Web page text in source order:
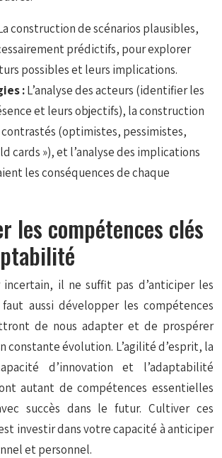
construction de scénarios plausibles,
prédictifs, pour explorer
possibles et leurs implications.
:L’analyse des acteurs (identifier les
et leurs objectifs), la construction
contrastés (optimistes, pessimistes,
cards »), et l’analyse des implications
les conséquences de chaque
les compétences clés
incertain, il ne suffit pas d’anticiper les
aussi développer les compétences
de nous adapter et de prospérer
constante évolution. L’agilité d’esprit, la
d’innovation et l’adaptabilité
autant de compétences essentielles
succès dans le futur. Cultiver ces
investir dans votre capacité à anticiper
et personnel.